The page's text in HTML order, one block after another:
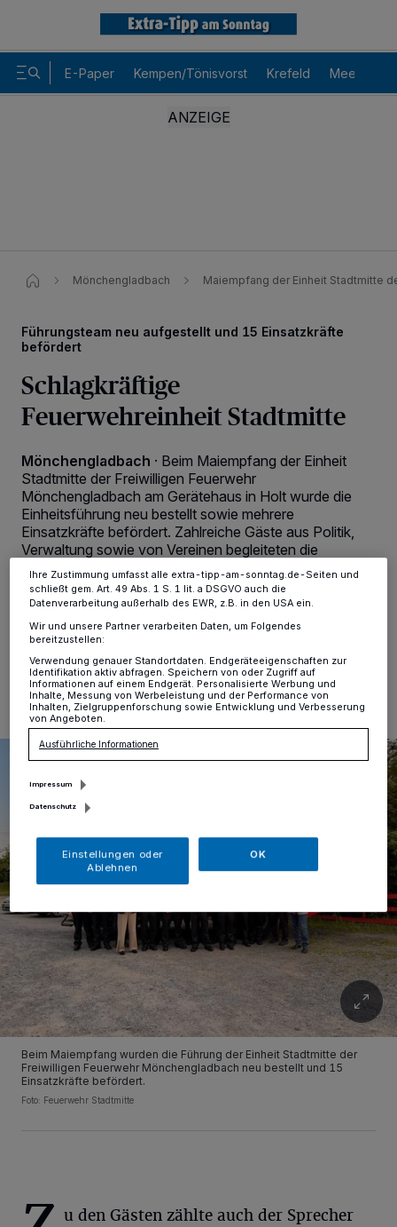
E-Paper Kempen/Tönisvorst Krefeld Meerbusch
Mönchengladbach Maiempfang der Einheit Stadtmitte
Führungsteam neu aufgestellt und 15 Einsatzkräfte
befördert
Schlagkräftige
Feuerwehreinheit Stadtmitte
Mönchengladbach · Beim Maiempfang der Einheit
Stadtmitte der Freiwilligen Feuerwehr
Mönchengladbach am Gerätehaus in Holt wurde die
Einheitsführung neu bestellt sowie mehrere
Einsatzkräfte befördert. Zahlreiche Gäste aus Politik,
Verwaltung sowie von Vereinen begleiteten die
Veranstaltung und unterstrichen die Bedeutung des
ehrenamtlichen Engagements in der Feuerwehr.
03.06.2026 , 11:30 Uhr 2 Minuten Lesezeit
Beim Maiempfang wurden die Führung der Einheit Stadtmitte der
Freiwilligen Feuerwehr Mönchengladbach neu bestellt und 15
Einsatzkräfte befördert.
Foto: Feuerwehr Stadtmitte
u den Gästen zählte auch der Sprecher
Wir und unsere218-Partner speichern und greifen auf
personenbezogene Daten wie Browserdaten oder eindeutige
Kennungen auf Ihrem Gerät zu. Durch Auswahl von OK aktivieren Sie
verarbeiten Daten, um Ihnen Dienste bereitzustellen“ aufgeführten
Zwecke. Wenn Tracker deaktiviert sind, sind manche Inhalte und
Anzeigen möglicherweise nicht mehr so relevant für Sie. Sie können
dieses Menü jederzeit wieder aufrufen, um Ihre Einstellungen zu
ändern oder Ihre Einwilligung zu widerrufen, indem Sie auf den Link
Einstellungen oder Ablehnen am unteren Rand der Webseite klicken.
Ihre Einstellungen gelten innerhalb unseres Website. Weitere
Informationen finden Sie in unserer Datenschutzerklärung.
Ihre Zustimmung umfasst alle extra-tipp-am-sonntag.de-Seiten und
schließt gem. Art. 49 Abs. 1 S. 1 lit. a DSGVO auch die
Datenverarbeitung außerhalb des EWR, z.B. in den USA ein.
Wir und unsere Partner verarbeiten Daten, um Folgendes
bereitzustellen:
Verwendung genauer Standortdaten. Endgeräteeigenschaften zur
Identifikation aktiv abfragen. Speichern von oder Zugriff auf
Informationen auf einem Endgerät. Personalisierte Werbung und
Inhalte, Messung von Werbeleistung und der Performance von
Inhalten, Zielgruppenforschung sowie Entwicklung und Verbesserung
von Angeboten.
Ausführliche Informationen
Impressum
Datenschutz
Einstellungen oder
Ablehnen
OK